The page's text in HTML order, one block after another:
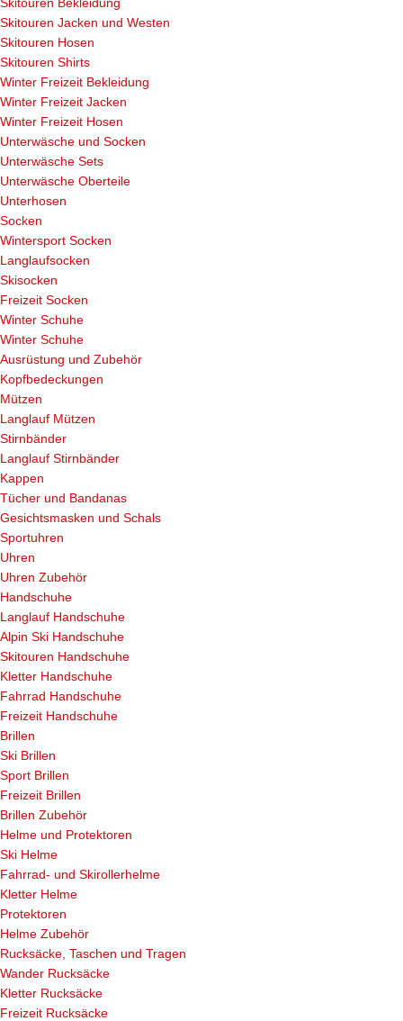
Skitouren Jacken und Westen
Skitouren Hosen
Skitouren Shirts
Winter Freizeit Bekleidung
Winter Freizeit Jacken
Winter Freizeit Hosen
Unterwäsche und Socken
Unterwäsche Sets
Unterwäsche Oberteile
Unterhosen
Socken
Wintersport Socken
Langlaufsocken
Skisocken
Freizeit Socken
Winter Schuhe
Winter Schuhe
Ausrüstung und Zubehör
Kopfbedeckungen
Mützen
Langlauf Mützen
Stirnbänder
Langlauf Stirnbänder
Kappen
Tücher und Bandanas
Gesichtsmasken und Schals
Sportuhren
Uhren
Uhren Zubehör
Handschuhe
Langlauf Handschuhe
Alpin Ski Handschuhe
Skitouren Handschuhe
Kletter Handschuhe
Fahrrad Handschuhe
Freizeit Handschuhe
Brillen
Ski Brillen
Sport Brillen
Freizeit Brillen
Brillen Zubehör
Helme und Protektoren
Ski Helme
Fahrrad- und Skirollerhelme
Kletter Helme
Protektoren
Helme Zubehör
Rucksäcke, Taschen und Tragen
Wander Rucksäcke
Kletter Rucksäcke
Freizeit Rucksäcke